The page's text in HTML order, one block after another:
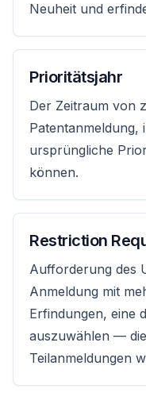
Neuheit und
Prioritätsjahr
Der Zeitraum von
Patentanmeldung,
ursprüngliche
können.
Restriction
Aufforderung des
Anmeldung mit
Erfindungen, eine
auszuwählen —
Teilanmeldungen